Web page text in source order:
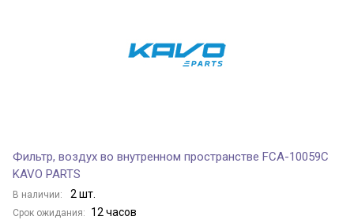
Фильтр, воздух во внутренном пространстве FCA-10059C
KAVO PARTS
В наличии: 2 шт.
Срок ожидания: 12 часов